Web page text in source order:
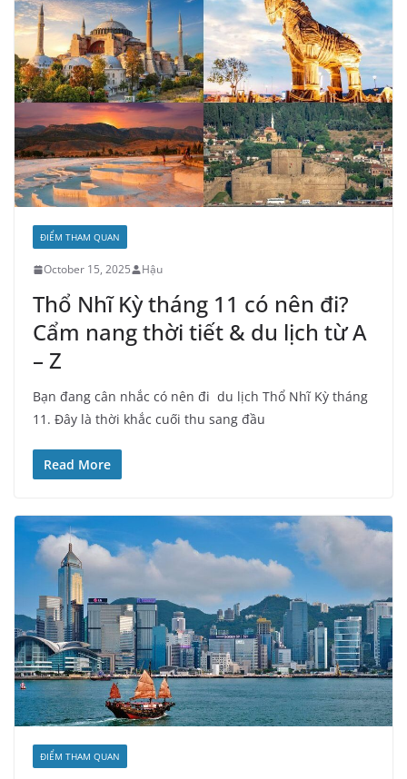
ĐIỂM THAM QUAN
October 15, 2025 Hậu
Thổ Nhĩ Kỳ tháng 11 có nên đi?
Cẩm nang thời tiết & du lịch từ A
– Z
Bạn đang cân nhắc có nên đi du lịch Thổ Nhĩ Kỳ tháng
11. Đây là thời khắc cuối thu sang đầu
Read More
ĐIỂM THAM QUAN